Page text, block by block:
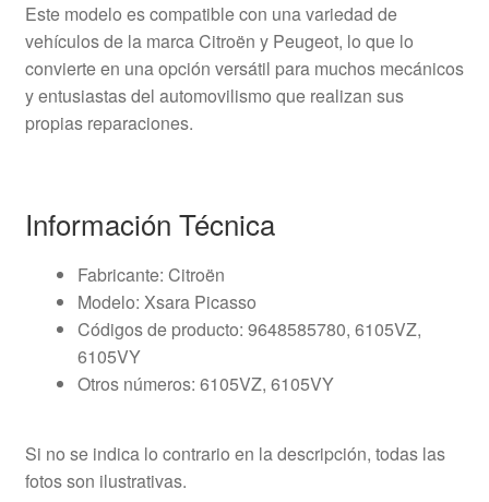
Este modelo es compatible con una variedad de
vehículos de la marca Citroën y Peugeot, lo que lo
convierte en una opción versátil para muchos mecánicos
y entusiastas del automovilismo que realizan sus
propias reparaciones.
Información Técnica
Fabricante: Citroën
Modelo: Xsara Picasso
Códigos de producto: 9648585780, 6105VZ,
6105VY
Otros números: 6105VZ, 6105VY
Si no se indica lo contrario en la descripción, todas las
fotos son ilustrativas.